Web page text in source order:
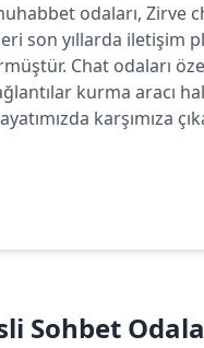
odaları, Zirve
son yıllarda iletişim
Chat odaları
kurma aracı
karşımıza
Sohbet